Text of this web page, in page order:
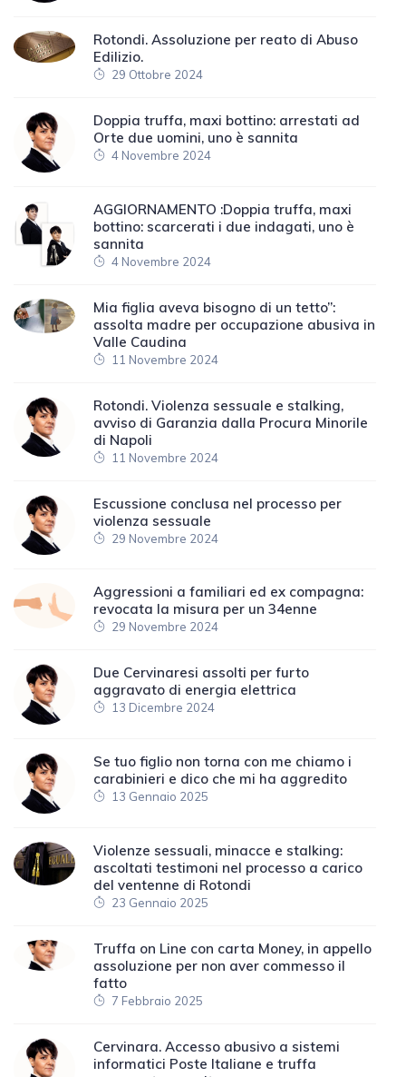
Rotondi. Assoluzione per reato di Abuso
Edilizio.
29 Ottobre 2024
Doppia truffa, maxi bottino: arrestati ad
Orte due uomini, uno è sannita
4 Novembre 2024
AGGIORNAMENTO :Doppia truffa, maxi
bottino: scarcerati i due indagati, uno è
sannita
4 Novembre 2024
Mia figlia aveva bisogno di un tetto”:
assolta madre per occupazione abusiva in
Valle Caudina
11 Novembre 2024
Rotondi. Violenza sessuale e stalking,
avviso di Garanzia dalla Procura Minorile
di Napoli
11 Novembre 2024
Escussione conclusa nel processo per
violenza sessuale
29 Novembre 2024
Aggressioni a familiari ed ex compagna:
revocata la misura per un 34enne
29 Novembre 2024
Due Cervinaresi assolti per furto
aggravato di energia elettrica
13 Dicembre 2024
Se tuo figlio non torna con me chiamo i
carabinieri e dico che mi ha aggredito
13 Gennaio 2025
Violenze sessuali, minacce e stalking:
ascoltati testimoni nel processo a carico
del ventenne di Rotondi
23 Gennaio 2025
Truffa on Line con carta Money, in appello
assoluzione per non aver commesso il
fatto
7 Febbraio 2025
Cervinara. Accesso abusivo a sistemi
informatici Poste Italiane e truffa